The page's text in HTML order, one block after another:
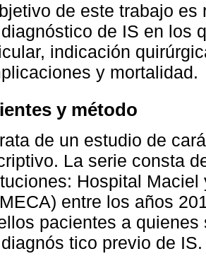
de este trabajo
de IS en los
indicación
y mortalidad.
y método
de un estudio de
La serie consta
Hospital
entre los años
pacientes a
tico previo de IS.